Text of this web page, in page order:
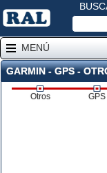
MENÚ
GARMIN - GPS -
Otros GPS